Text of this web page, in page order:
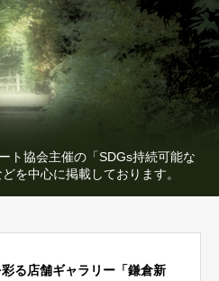
ト協会主催の「SDGs持続可能な
を中心に掲載しております。
る店舗ギャラリー「鎌倉新